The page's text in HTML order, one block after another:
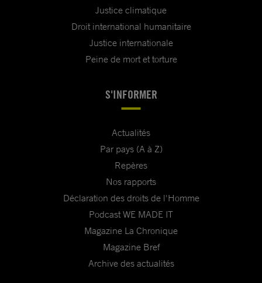
Justice climatique
Droit international humanitaire
Justice internationale
Peine de mort et torture
S'INFORMER
Actualités
Par pays (A à Z)
Repères
Nos rapports
Déclaration des droits de l'Homme
Podcast WE MADE IT
Magazine La Chronique
Magazine Bref
Archive des actualités